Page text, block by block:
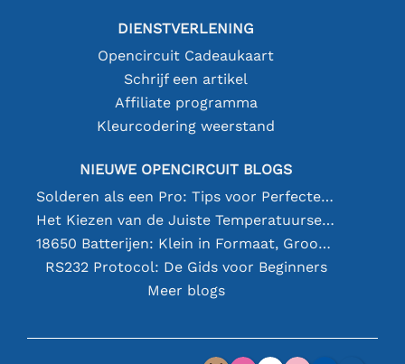
DIENSTVERLENING
Opencircuit Cadeaukaart
Schrijf een artikel
Affiliate programma
Kleurcodering weerstand
NIEUWE OPENCIRCUIT BLOGS
Solderen als een Pro: Tips voor Perfecte Elektronische Verbindingen
Het Kiezen van de Juiste Temperatuursensor [youtube]
18650 Batterijen: Klein in Formaat, Groot in Prestatie
RS232 Protocol: De Gids voor Beginners
Meer blogs